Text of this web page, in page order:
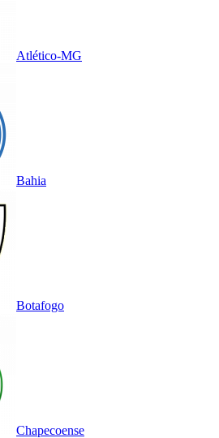
Atlético-MG
Bahia
Botafogo
Chapecoense